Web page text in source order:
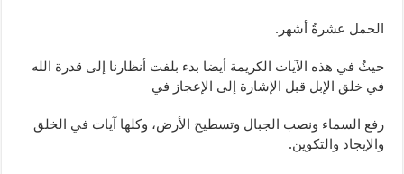
الحمل عشرةُ أشهر.
حيثُ في هذه الآيات الكريمة أيضا بدء بلفت أنظارنا إلى قدرة الله
في خلق الإبل قبل الإشارة إلى الإعجاز في
رفع السماء ونصب الجبال وتسطيح الأرض، وكلها آيات في الخلق
والإيجاد والتكوين.